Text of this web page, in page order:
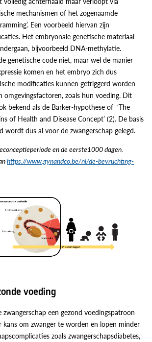
mechanismen of het zogenaamde
Een voorbeeld hiervan zijn
Het embryonale genetische materiaal
bijvoorbeeld DNA-methylatie.
genetische code niet, maar wel de manier
komen en het embryo zich dus
modificaties kunnen getriggerd worden
omgevingsfactoren, zoals hun voeding. Dit
bekend als de Barker-hypothese of ‘The
of Health and Disease Concept’ (2). De basis
wordt dus al voor de zwangerschap gelegd.
en de eerste1000 dagen.
https://www.gynandco.be/nl/de-bevruchting-
voeding
een gezond voedingspatroon
kans om zwanger te worden en lopen minder
zoals zwangerschapsdiabetes,